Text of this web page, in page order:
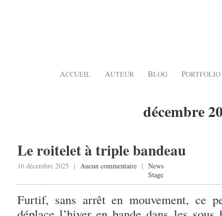
ACCUEIL AUTEUR BLOG PORTFOLIO
décembre
Le roitelet à triple bandeau
16 décembre 2025 | Aucun commentaire | News
Stage
Furtif, sans arrêt en mouvement, ce